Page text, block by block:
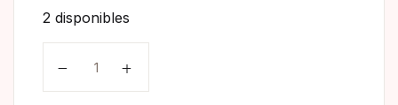
2 disponibles